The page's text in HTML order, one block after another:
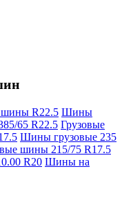
шины R22.5 Шины
65 R22.5 Грузовые
Шины грузовые 235
шины 215/75 R17.5
R20 Шины на